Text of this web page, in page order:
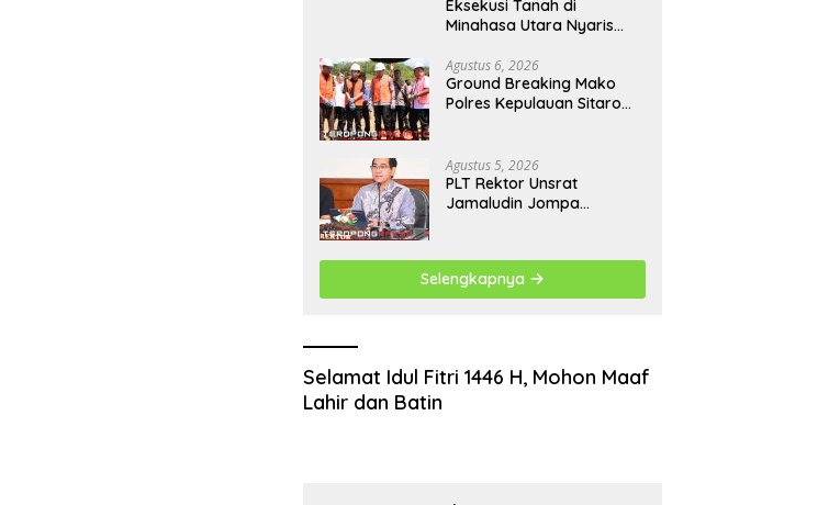
Eksekusi Tanah di
Minahasa Utara Nyaris
Termohon Sebut Cacat
Hukum!
Agustus 6, 2026
Ground Breaking Mako
Polres Kepulauan Sitaro
Agustus 5, 2026
​PLT Rektor Unsrat
Jamaludin Jompa
Selengkapnya
Selamat Idul Fitri 1446 H, Mohon Maaf
Lahir dan Batin